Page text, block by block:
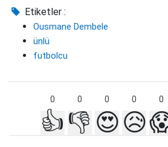
Etiketler :
Ousmane Dembele
ünlü
futbolcu
0 0 0 0 0
👍 👎 😍😥